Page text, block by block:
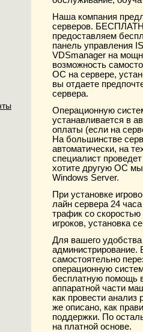
Наша компания
серверов.
предоставляем
панель управления
VDSmanager на
возможность
ОС на сервере,
вы отдаете
сервера.
Операционную
устанавливается в
оплаты (если на
На большинстве
автоматически, на
специалист
хотите другую ОС
Windows Server.
При установке
лайн сервера 24
трафик со скоростью
игроков, установка
Для вашего
самостоятельно
операционную
бесплатную помощь
аппаратной части
как провести анализ
же описано, как
поддержки. По
на платной основе.